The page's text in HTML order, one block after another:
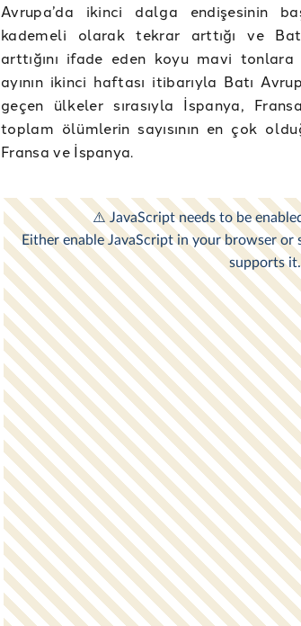
Avrupa’da ikinci dalga endişesinin
kademeli olarak tekrar arttığı ve Batı
arttığını ifade eden koyu mavi tonlara
ayının ikinci haftası itibarıyla Batı
geçen ülkeler sırasıyla İspanya,
toplam ölümlerin sayısının en çok
Fransa ve İspanya.